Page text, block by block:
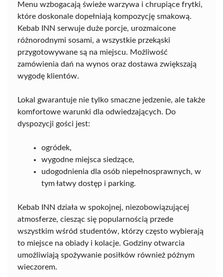
Menu wzbogacają świeże warzywa i chrupiące frytki,
które doskonale dopełniają kompozycję smakową.
Kebab INN serwuje duże porcje, urozmaicone
różnorodnymi sosami, a wszystkie przekąski
przygotowywane są na miejscu. Możliwość
zamówienia dań na wynos oraz dostawa zwiększają
wygodę klientów.
Lokal gwarantuje nie tylko smaczne jedzenie, ale także
komfortowe warunki dla odwiedzających. Do
dyspozycji gości jest:
ogródek,
wygodne miejsca siedzące,
udogodnienia dla osób niepełnosprawnych, w
tym łatwy dostęp i parking.
Kebab INN działa w spokojnej, niezobowiązującej
atmosferze, ciesząc się popularnością przede
wszystkim wśród studentów, którzy często wybierają
to miejsce na obiady i kolacje. Godziny otwarcia
umożliwiają spożywanie posiłków również późnym
wieczorem.